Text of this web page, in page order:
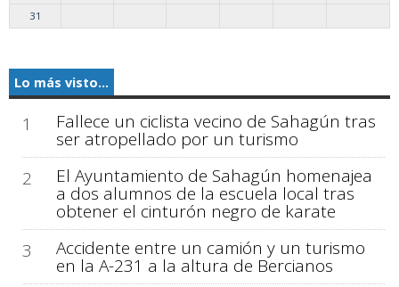
31
Lo más visto...
1 Fallece un ciclista vecino de Sahagún tras
ser atropellado por un turismo
2
El Ayuntamiento de Sahagún homenajea
a dos alumnos de la escuela local tras
obtener el cinturón negro de karate
3
Accidente entre un camión y un turismo
en la A-231 a la altura de Bercianos